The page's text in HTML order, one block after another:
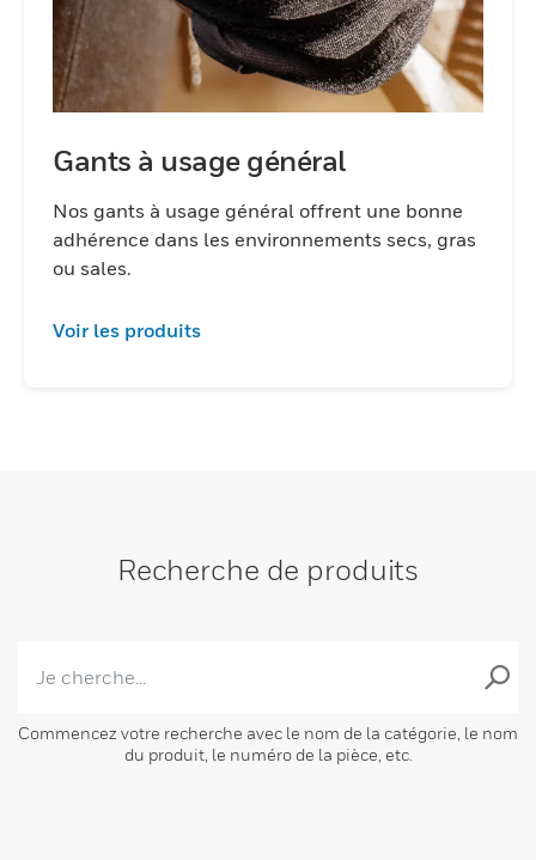
Gants à usage général
Nos gants à usage général offrent une bonne
adhérence dans les environnements secs, gras
ou sales.
Voir les produits
Recherche de produits
Commencez votre recherche avec le nom de la catégorie, le nom
du produit, le numéro de la pièce, etc.